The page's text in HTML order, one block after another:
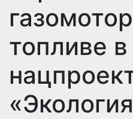
топливе